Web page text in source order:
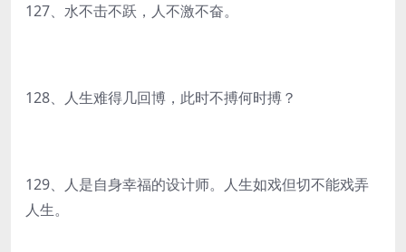
127、水不击不跃，人不激不奋。
128、人生难得几回博，此时不搏何时搏？
129、人是自身幸福的设计师。人生如戏但切不能戏弄
人生。